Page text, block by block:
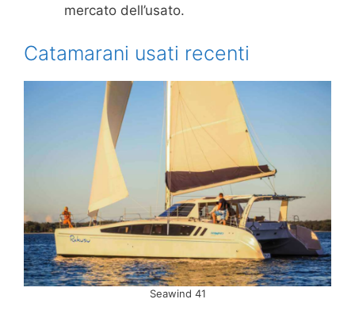
mercato dell’usato.
Catamarani usati recenti
Seawind 41